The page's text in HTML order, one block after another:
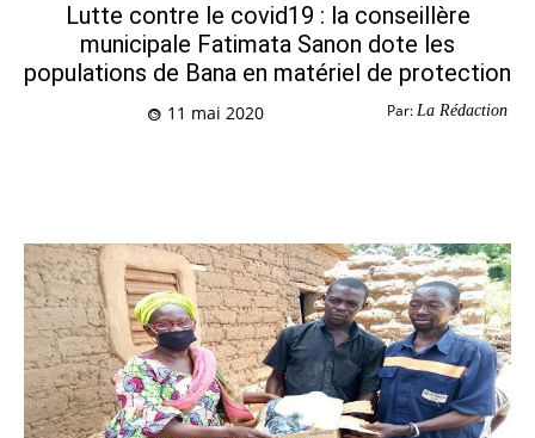
Lutte contre le covid19 : la conseillère
municipale Fatimata Sanon dote les
populations de Bana en matériel de protection
Par: La Rédaction
11 mai 2020